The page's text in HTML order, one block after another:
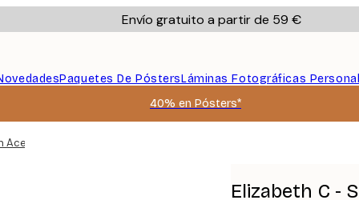
Envío gratuito a partir de 59 €
Paquetes De PóstersLáminas Fotográficas
40% en Pósters*
Póster
Elizabeth C -